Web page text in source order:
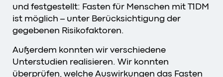
und festgestellt: Fasten für Menschen mit T1DM
ist möglich – unter Berücksichtigung der
gegebenen Risikofaktoren.
Außerdem konnten wir verschiedene
Unterstudien realisieren. Wir konnten
überprüfen, welche Auswirkungen das Fasten